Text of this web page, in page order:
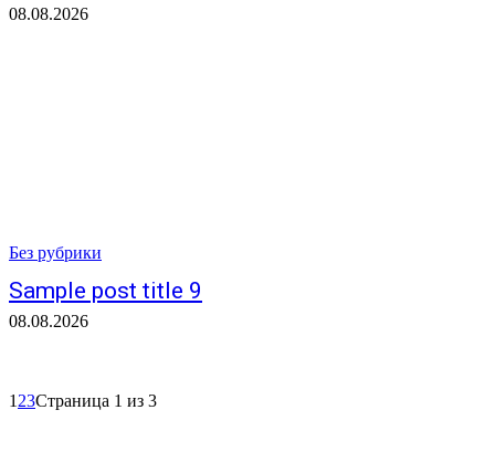
08.08.2026
Без рубрики
Sample post title 9
08.08.2026
1 23Страница 1 из 3